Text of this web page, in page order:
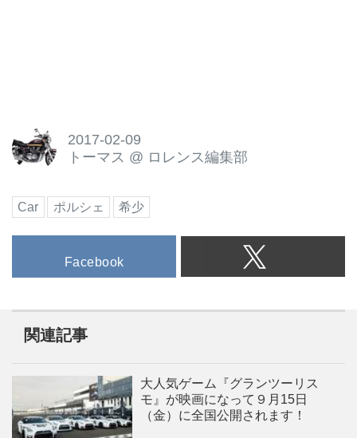
2017-02-09
トーマス @ ロレンス編集部
Car ポルシェ 希少
Facebook
関連記事
大人気ゲーム『グランツーリス
モ』が映画になって９月15日
（金）に全国公開されます！